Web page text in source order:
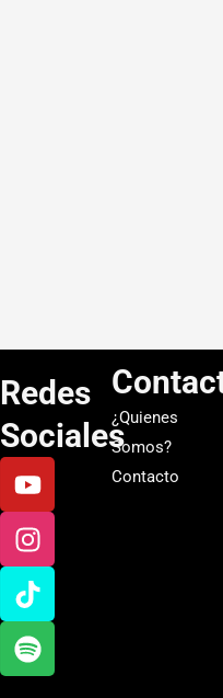
Redes
Sociales
Y
o
u
t
u
b
e
I
n
s
t
a
g
r
a
T
i
k
t
o
k
S
p
o
t
i
f
y
¿Quienes
Somos?
Contacto